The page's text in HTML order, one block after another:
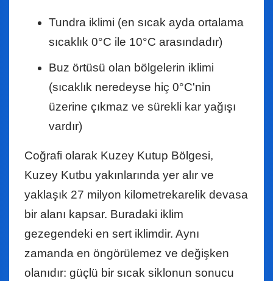
Tundra iklimi (en sıcak ayda ortalama
sıcaklık 0°C ile 10°C arasındadır)
Buz örtüsü olan bölgelerin iklimi
(sıcaklık neredeyse hiç 0°C'nin
üzerine çıkmaz ve sürekli kar yağışı
vardır)
Coğrafi olarak Kuzey Kutup Bölgesi,
Kuzey Kutbu yakınlarında yer alır ve
yaklaşık 27 milyon kilometrekarelik devasa
bir alanı kapsar. Buradaki iklim
gezegendeki en sert iklimdir. Aynı
zamanda en öngörülemez ve değişken
olanıdır: güçlü bir sıcak siklonun sonucu